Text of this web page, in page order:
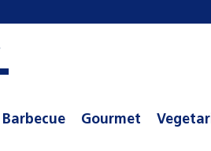
Barbecue Gourmet